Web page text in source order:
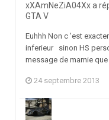
xXAmNeZiA04Xx a
GTA V
Euhhh Non c 'est
inferieur sinon HS
message de marnie
24 septembre 2013